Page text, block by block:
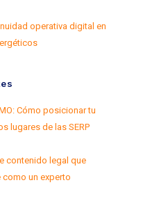
operativa digital en
Cómo posicionar tu
lugares de las SERP
contenido legal que
un experto